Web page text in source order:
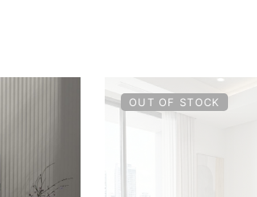
OUT OF STOCK